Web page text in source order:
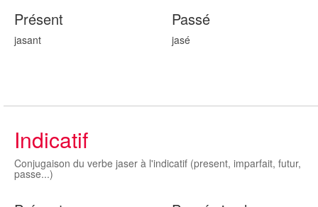
Présent
jasant
Passé
jasé
Indicatif
Conjugaison du verbe jaser à l'indicatif (present, imparfait, futur,
passe...)